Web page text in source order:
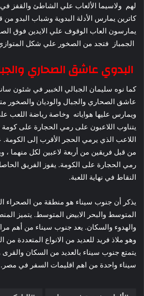
لهم ولاسيما الألعاب علي الشاطئ والقفز
كاترين يمارس الأدلة البدوية وشباب البدو من
يمارسون العاب الوقوف علي الايدين فوق
الجمباز فتجد من الصخور علي شكل
البدوي عاشق الصحاري
كما نوه سليمان الجبالي الخبير في شئون
عاشق الصحاري والجبال والوديان والصخور
ويمارس عليها هواياته وخاصة رياضة اللعب
يتناوب اللاعبون على رمي الحجارة على
اللاعب الذي يرمي الحجر الأقرب إلى الكومة.
من قبل فريقين من أربعة لاعبين لكل منهما ،
رمي الحجارة على الكومة. يفوز الفريق
النقاط في نهاية اللعبة.
يذكر أن جنوب سيناء هو منطقة من الصحراء
المتوسط والبحر الابيض المتوسط. يتميز
والهدوء والسكان. يعد جنوب سيناء من أهم
وهو ملاذ فريد للعديد من الانواع المتعددة من
يتمتع جنوب سيناء بالعديد من السكان والقرى
سيناء واحدة من اهم اقليمات السفر في مصر.